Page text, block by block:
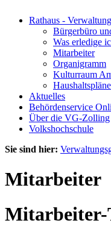
Rathaus - Verwaltung
Bürgerbüro
Was erledige
Mitarbeiter
Organigramm
Kulturraum
Haushaltspläne
Aktuelles
Behördenservice
Über die VG-Zolling
Volkshochschule
Sie sind hier:
Mitarbeiter
Mitarbeiter-